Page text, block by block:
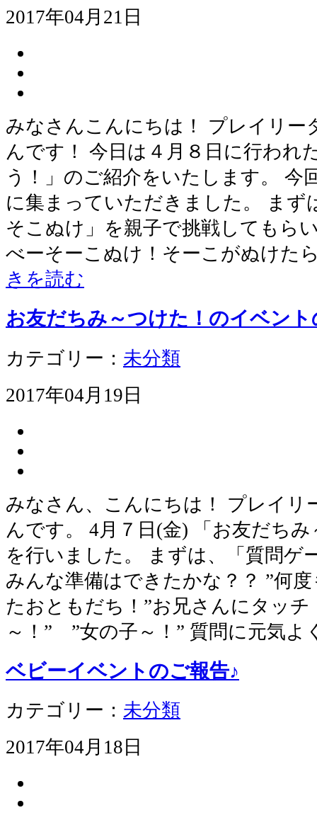
2017年04月21日
みなさんこんにちは！ プレイリー
んです！ 今日は４月８日に行われ
う！」のご紹介をいたします。 今
に集まっていただきました。 まず
そこぬけ」を親子で挑戦してもら
べーそーこぬけ！そーこがぬけた
きを読む
お友だちみ～つけた！のイベント
カテゴリー： 未分類
2017年04月19日
みなさん、こんにちは！ プレイリ
んです。 4月７日(金) 「お友だち
を行いました。 まずは、「質問ゲ
みんな準備はできたかな？？ ”何
たおともだち！”お兄さんにタッチ
～！” ”女の子～！” 質問に元気
ベビーイベントのご報告♪
カテゴリー： 未分類
2017年04月18日